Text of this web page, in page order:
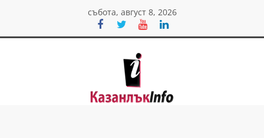
content
събота, август 8, 2026
Казанлък